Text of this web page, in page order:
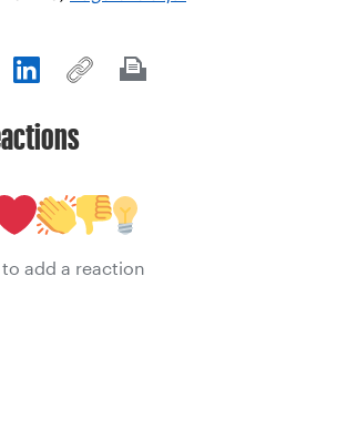
add a reaction